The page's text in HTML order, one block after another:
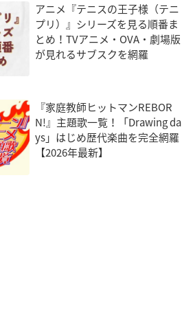
アニメ『テニスの王子様（テニ
プリ）』シリーズを見る順番ま
とめ！TVアニメ・OVA・劇場版
が見れるサブスクを網羅
『家庭教師ヒットマンREBOR
N!』主題歌一覧！「Drawing da
ys」はじめ歴代楽曲を完全網羅
【2026年最新】